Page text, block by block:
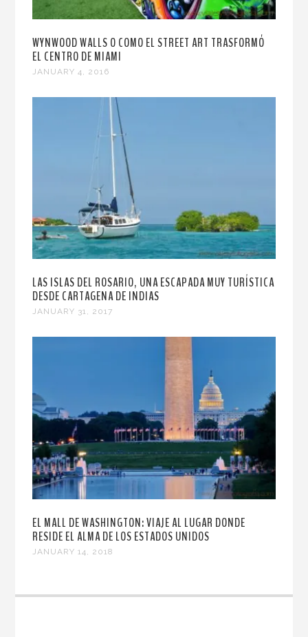
WYNWOOD WALLS O COMO EL STREET ART TRASFORMÓ
EL CENTRO DE MIAMI
JANUARY 4, 2016
LAS ISLAS DEL ROSARIO, UNA ESCAPADA MUY TURÍSTICA
DESDE CARTAGENA DE INDIAS
JANUARY 31, 2017
EL MALL DE WASHINGTON: VIAJE AL LUGAR DONDE
RESIDE EL ALMA DE LOS ESTADOS UNIDOS
JANUARY 14, 2018